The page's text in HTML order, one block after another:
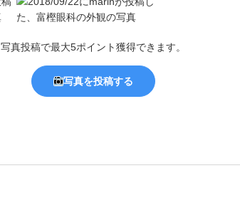
写真投稿で最大5ポイント獲得できます。
写真を投稿する